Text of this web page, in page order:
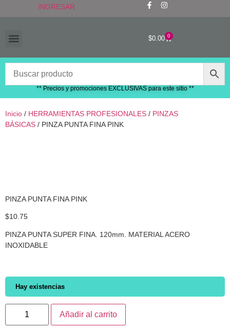
INGRESAR
$0.00 0
** Precios y promociones EXCLUSIVAS para este sitio **
Inicio / HERRAMIENTAS PROFESIONALES / PINZAS
BÁSICAS / PINZA PUNTA FINA PINK
PINZA PUNTA FINA PINK
$10.75
PINZA PUNTA SUPER FINA. 120mm. MATERIAL ACERO
INOXIDABLE
Hay existencias
Añadir al carrito